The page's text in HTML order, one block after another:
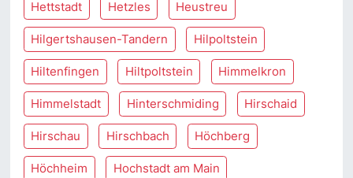
Hettstadt Hetzles Heustreu
Hilgertshausen-Tandern Hilpoltstein
Hiltenfingen Hiltpoltstein Himmelkron
Himmelstadt Hinterschmiding Hirschaid
Hirschau Hirschbach Höchberg
Höchheim Hochstadt am Main